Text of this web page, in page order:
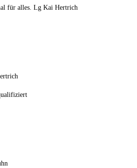
für alles. Lg Kai Hertrich